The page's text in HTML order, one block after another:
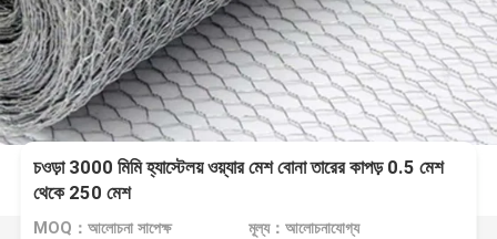
চওড়া 3000 মিমি হ্যাস্টেলয় ওয়্যার মেশ বোনা তারের কাপড় 0.5 মেশ
থেকে 250 মেশ
MOQ：আলোচনা সাপেক্ষ মূল্য：আলোচনাযোগ্য